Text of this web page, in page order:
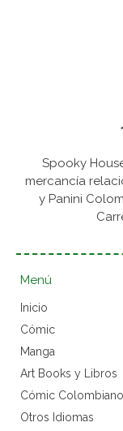
Spooky
mercancía
y Panini
Menú
Inicio
Cómic
Manga
Art Books y Libros
Cómic Colombiano
Otros Idiomas